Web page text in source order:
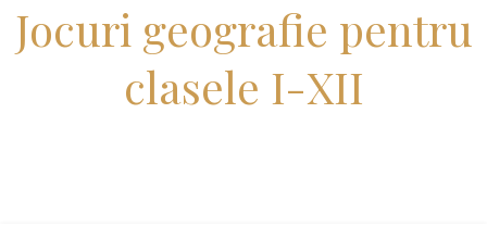
Jocuri geografie pentru
clasele I-XII